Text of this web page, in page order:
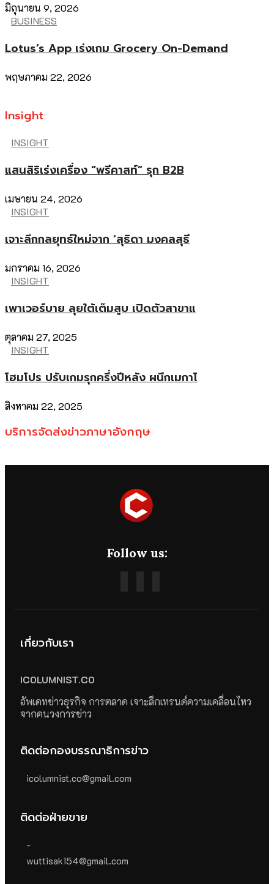
มิถุนายน 9, 2026
BUSINESS
Lotus’s App เร่งเกม Grocery On-Demand
พฤษภาคม 22, 2026
Insight
INSIGHT
แสนสิริเร่งเครื่อง “พรีคาสท์” รุก B2B
เมษายน 24, 2026
INSIGHT
เจาะลึกกลยุทธ์ใหม่จาก ‘สุธิดา มงคลสุธี
มกราคม 16, 2026
INSIGHT
เพาเวอร์บาย ลุยใต้เต็มสูบ เปิดตัวสาขาแ
ตุลาคม 27, 2025
INSIGHT
โฮมโปร ปรับเกมรุกครึ่งปีหลัง ผนึกเมกาโ
สิงหาคม 22, 2025
บริการจัดส่งข่าวภาษาอังกฤษ
Follow us:
เกี่ยวกับเรา
ICOLUMNIST.CO
อัพเดทข่าวธุรกิจ การตลาด เจาะลึกเทรนด์ความเคลื่อนไหว
จากคนวงการข่าว
ติดต่อกองบรรณาธิการข่าว
icolumnist.co@gmail.com
ติดต่อฝ่ายขาย
-
wuttisak154@gmail.com